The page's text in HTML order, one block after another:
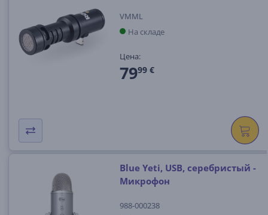
VMML
На складе
Цена:
7999 €
Blue Yeti, USB, серебристый -
Микрофон
988-000238